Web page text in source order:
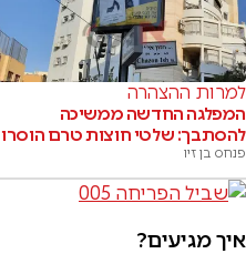
למרות ההצהרה
המפלגה החדשה ממשיכה
להסתבך: שלטי חוצות טרם הוסרו
פנחס בן זיו
איך מגיעים?